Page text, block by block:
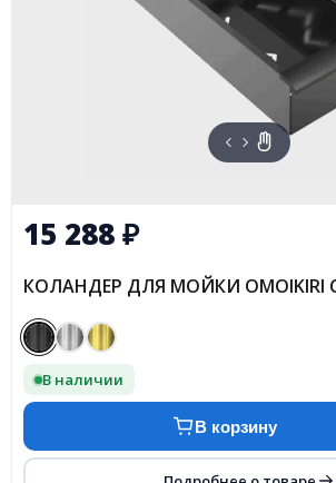
15 288₽
КОЛАНДЕР ДЛЯ МОЙКИ OMOIKIRI
В наличии
В корзину